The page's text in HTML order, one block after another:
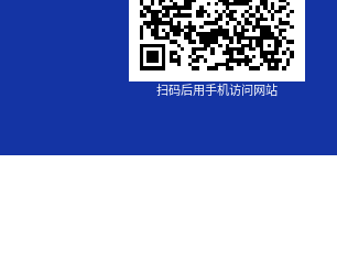
扫码后用手机访问网站